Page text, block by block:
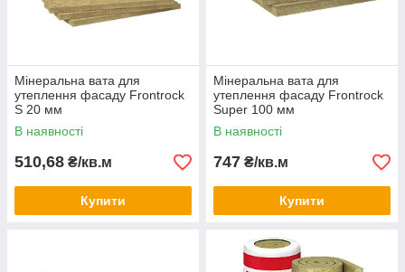
Мінеральна вата для
утеплення фасаду Frontrock
S 20 мм
В наявності
510,68 ₴/кв.м
Купити
Мінеральна вата для
утеплення фасаду Frontrock
Super 100 мм
В наявності
747 ₴/кв.м
Купити